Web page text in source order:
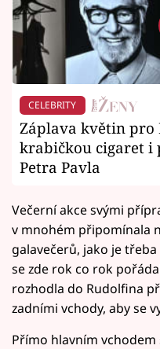
CELEBRITY
Záplava květin pro
krabičkou cigaret i
Petra Pavla
Večerní akce svými
v mnohém připomínala
galavečerů, jako je
se zde rok co rok
rozhodla do Rudolfina
zadními vchody, aby se
Přímo hlavním vchodem